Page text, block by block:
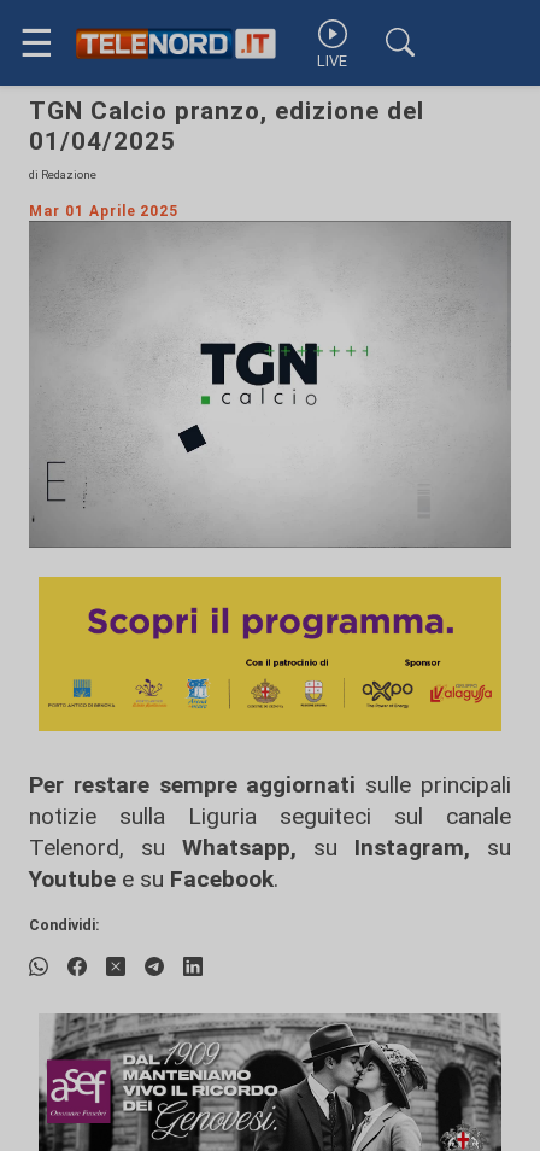
☰ LIVE
TGN Calcio pranzo, edizione del
01/04/2025
di Redazione
Mar 01 Aprile 2025
Per restare sempre aggiornati sulle principali
notizie sulla Liguria seguiteci sul canale
Telenord, su
Whatsapp, su Instagram, su
Youtube e su Facebook.
Condividi: